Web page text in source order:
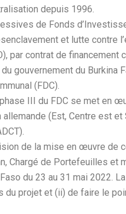
depuis 1996.
de Fonds
et lutte contre
par contrat de financement
gouvernement du
(FDC).
III du FDC se met en
(Est, Centre est
de la mise en œuvre de
Chargé de Portefeuilles et
du 23 au 31 mai 2022.
projet et (ii) de faire le